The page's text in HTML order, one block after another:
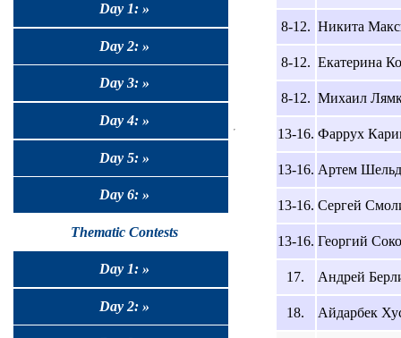
Day 1: »
Day 2: »
Day 3: »
Day 4: »
Day 5: »
Day 6: »
Thematic Contests
Day 1: »
Day 2: »
8-12. Никита
8-12. Екатерина
8-12. Михаил
13-16. Фаррух
13-16. Артем
13-16. Сергей
13-16. Георгий
17. Андрей
18. Айдарбек